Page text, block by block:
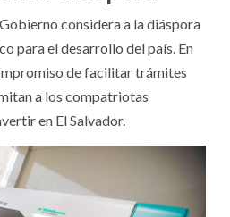
considera a la diáspora
para el desarrollo del país. En
de facilitar trámites
a los compatriotas
en El Salvador.